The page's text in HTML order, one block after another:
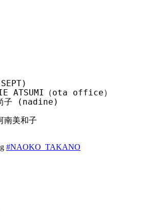
ATSUMI（ota office）
尚子 (nadine)
南美和子
#NAOKO_TAKANO